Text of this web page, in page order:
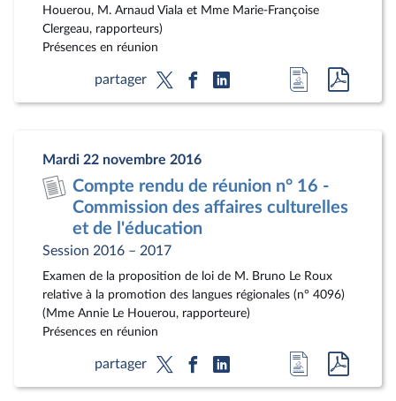
Houerou, M. Arnaud Viala et Mme Marie-Françoise
Clergeau, rapporteurs)
Présences en réunion
partager
Accéder
à
document
au
pdf
Mardi 22 novembre 2016
Compte rendu de réunion n° 16 -
Commission des affaires culturelles
et de l'éducation
Session 2016 – 2017
Examen de la proposition de loi de M. Bruno Le Roux
relative à la promotion des langues régionales (n° 4096)
(Mme Annie Le Houerou, rapporteure)
Présences en réunion
partager
Accéder
à
au